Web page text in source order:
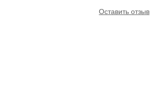
Оставить отзыв